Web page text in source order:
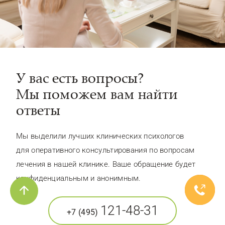
У вас есть вопросы?
Мы поможем вам найти
ответы
Мы выделили лучших клинических психологов
для оперативного консультирования по вопросам
лечения в нашей клинике. Ваше обращение будет
конфиденциальным и анонимным.
+7 (495) 121-48-31